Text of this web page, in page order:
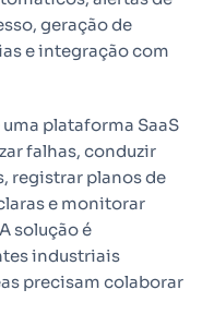
geração de
e integração com
plataforma SaaS
falhas, conduzir
registrar planos de
e monitorar
solução é
industriais
precisam colaborar